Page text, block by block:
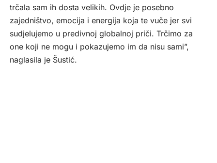
trčala sam ih dosta velikih. Ovdje je posebno
zajedništvo, emocija i energija koja te vuče jer svi
sudjelujemo u predivnoj globalnoj priči. Trčimo za
one koji ne mogu i pokazujemo im da nisu sami”,
naglasila je Šustić.